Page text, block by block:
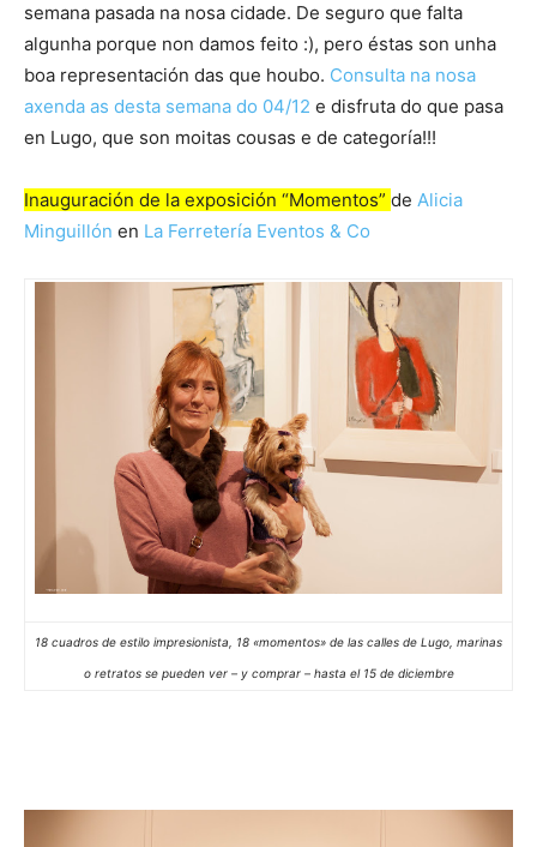
semana pasada na nosa cidade. De seguro que falta
algunha porque non damos feito :), pero éstas son unha
boa representación das que houbo. Consulta na nosa
axenda as desta semana do 04/12 e disfruta do que pasa
en Lugo, que son moitas cousas e de categoría!!!
Inauguración de la exposición “Momentos” de Alicia
Minguillón en La Ferretería Eventos & Co
18 cuadros de estilo impresionista, 18 «momentos» de las calles de Lugo, marinas
o retratos se pueden ver – y comprar – hasta el 15 de diciembre